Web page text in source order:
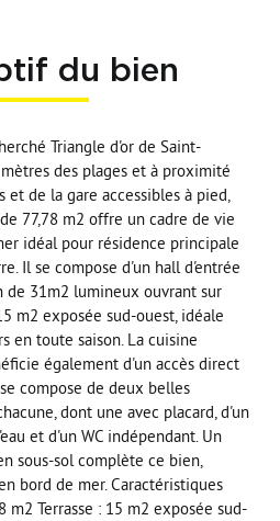
du bien
Triangle d'or de Saint-
des plages et à proximité
et de la gare accessibles à pied,
77,78 m2 offre un cadre de vie
idéal pour résidence principale
Il se compose d'un hall d'entrée
de 31m2 lumineux ouvrant sur
m2 exposée sud-ouest, idéale
en toute saison. La cuisine
également d'un accès direct
compose de deux belles
dont une avec placard, d'un
et d'un WC indépendant. Un
sous-sol complète ce bien,
bord de mer. Caractéristiques
m2 Terrasse : 15 m2 exposée sud-